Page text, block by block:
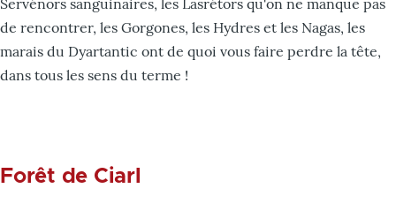
Servénors sanguinaires, les Lasrétors qu'on ne manque pas
de rencontrer, les Gorgones, les Hydres et les Nagas, les
marais du Dyartantic ont de quoi vous faire perdre la tête,
dans tous les sens du terme !
Forêt de Ciarl